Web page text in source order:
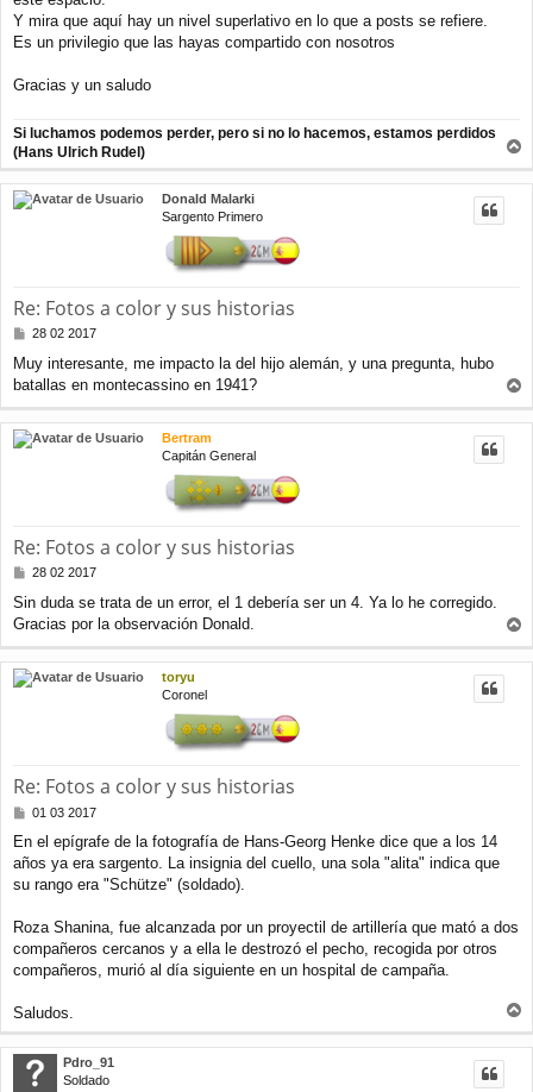
a
j
Y mira que aquí hay un nivel superlativo en lo que a posts se refiere.
Es un privilegio que las hayas compartido con nosotros
Gracias y un saludo
Si luchamos podemos perder, pero si no lo hacemos, estamos perdidos
(Hans Ulrich Rudel)
r
r
Donald Malarki
Sargento Primero
Re: Fotos a color y sus historias
M
n
s
j
e
28 02 2017
Muy interesante, me impacto la del hijo alemán, y una pregunta, hubo
batallas en montecassino en 1941?
r
r
Bertram
Capitán General
Re: Fotos a color y sus historias
M
n
s
a
j
e
28 02 2017
Sin duda se trata de un error, el 1 debería ser un 4. Ya lo he corregido.
Gracias por la observación Donald.
r
r
toryu
Coronel
Re: Fotos a color y sus historias
M
n
s
a
01 03 2017
En el epígrafe de la fotografía de Hans-Georg Henke dice que a los 14
años ya era sargento. La insignia del cuello, una sola "alita" indica que
su rango era "Schütze" (soldado).
Roza Shanina, fue alcanzada por un proyectil de artillería que mató a dos
compañeros cercanos y a ella le destrozó el pecho, recogida por otros
compañeros, murió al día siguiente en un hospital de campaña.
Saludos.
r
r
Pdro_91
Soldado